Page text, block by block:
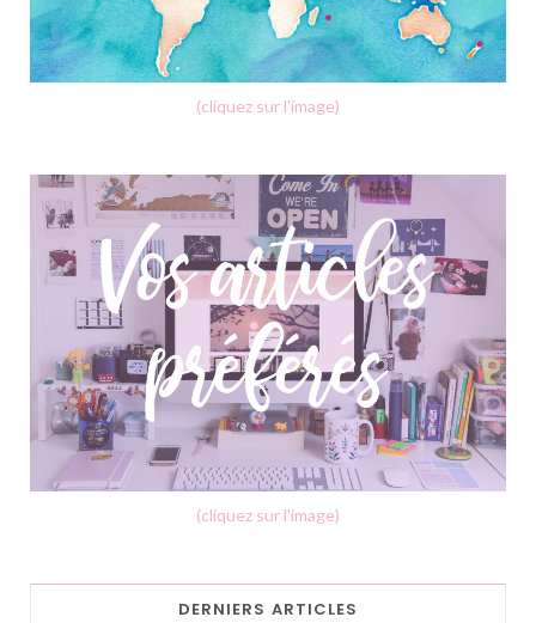
(cliquez sur l'image)
(cliquez sur l'image)
DERNIERS ARTICLES